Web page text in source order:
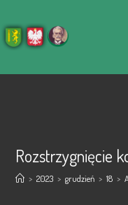
Rozstrzygnięcie
> 2023 > grudzień > 18 >